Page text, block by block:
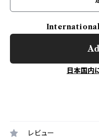
日本国内
レビュー